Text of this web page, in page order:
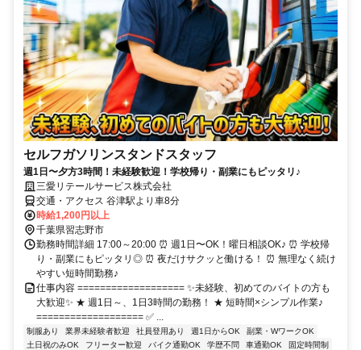
セルフガソリンスタンドスタッフ
週1日〜夕方3時間！未経験歓迎！学校帰り・副業にもピッタリ♪
三愛リテールサービス株式会社
交通・アクセス 谷津駅より車8分
時給1,200円以上
千葉県習志野市
勤務時間詳細 17:00～20:00 ⏰ 週1日〜OK！曜日相談OK♪ ⏰ 学校帰
り・副業にもピッタリ◎ ⏰ 夜だけサクッと働ける！ ⏰ 無理なく続け
やすい短時間勤務♪
仕事内容 =================== ✨未経験、初めてのバイトの方も
大歓迎✨ ★ 週1日～、1日3時間の勤務！ ★ 短時間×シンプル作業♪
=================== ✅ ...
制服あり 業界未経験者歓迎 社員登用あり 週1日からOK
副業・WワークOK
土日祝のみOK
フリーター歓迎 バイク通勤OK 学歴不問 車通勤OK
固定時間制